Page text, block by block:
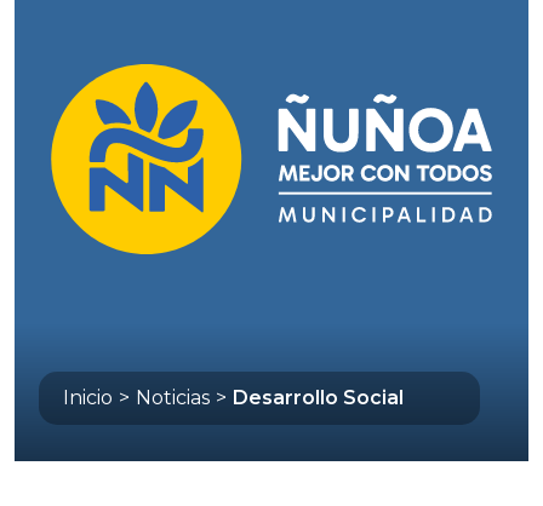
Inicio > Noticias > Desarrollo Social